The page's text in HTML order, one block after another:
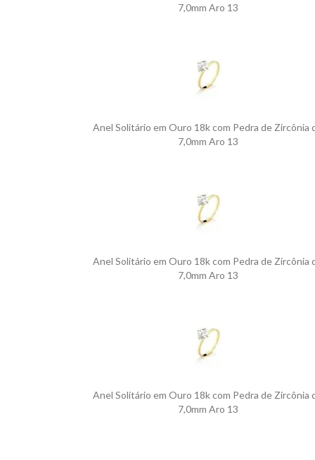
7,0mm Aro 13
Anel Solitário em Ouro 18k com Pedra de Zircônia
7,0mm Aro 13
Anel Solitário em Ouro 18k com Pedra de Zircônia
7,0mm Aro 13
Anel Solitário em Ouro 18k com Pedra de Zircônia
7,0mm Aro 13